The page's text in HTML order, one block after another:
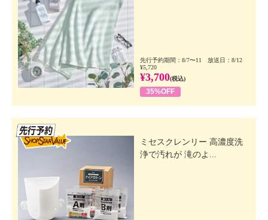
先行予約期間：8/7〜11 放送日：8/12
¥5,720
¥3,700(税込)
35%OFF
ミセスクレンリー 高濃度洗
浄で汚れが 滝のよ...